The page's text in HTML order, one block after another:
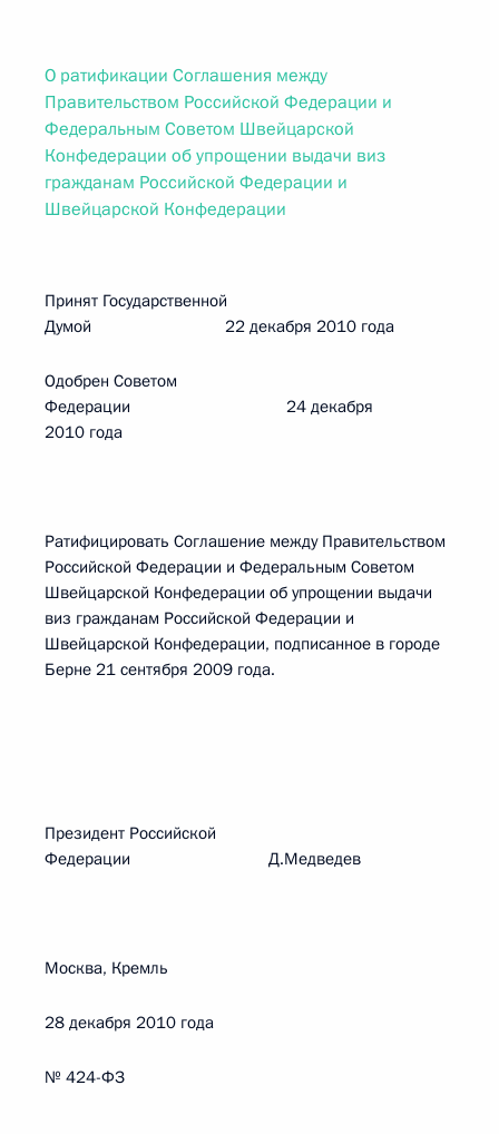
О ратификации Соглашения между
Правительством Российской Федерации и
Федеральным Советом Швейцарской
Конфедерации об упрощении выдачи виз
гражданам Российской Федерации и
Швейцарской Конфедерации
Принят Государственной
Думой 22 декабря 2010 года
Одобрен Советом
Федерации 24 декабря
2010 года
Ратифицировать Соглашение между Правительством
Российской Федерации и Федеральным Советом
Швейцарской Конфедерации об упрощении выдачи
виз гражданам Российской Федерации и
Швейцарской Конфедерации, подписанное в городе
Берне 21 сентября 2009 года.
Президент Российской
Федерации Д.Медведев
Москва, Кремль
28 декабря 2010 года
№ 424-ФЗ